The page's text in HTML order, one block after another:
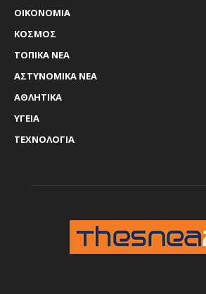
ΟΙΚΟΝΟΜΙΑ
ΚΟΣΜΟΣ
ΤΟΠΙΚΑ ΝΕΑ
ΑΣΤΥΝΟΜΙΚΑ ΝΕΑ
ΑΘΛΗΤΙΚΑ
ΥΓΕΙΑ
ΤΕΧΝΟΛΟΓΙΑ